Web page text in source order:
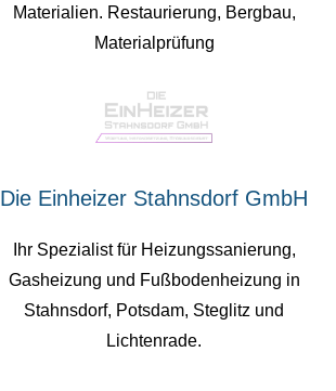
Materialien. Restaurierung, Bergbau,
Materialprüfung
Die Einheizer Stahnsdorf GmbH
Ihr Spezialist für Heizungssanierung,
Gasheizung und Fußbodenheizung in
Stahnsdorf, Potsdam, Steglitz und
Lichtenrade.